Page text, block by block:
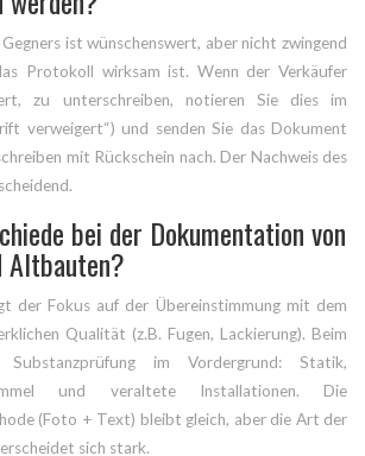
ist wünschenswert, aber nicht zwingend
Protokoll wirksam ist. Wenn der Verkäufer
zu unterschreiben, notieren Sie dies im
verweigert“) und senden Sie das Dokument
mit Rückschein nach. Der Nachweis des
bei der Dokumentation von
Altbauten?
der Fokus auf der Übereinstimmung mit dem
Qualität (z.B. Fugen, Lackierung). Beim
im Vordergrund: Statik,
und veraltete Installationen. Die
(Foto + Text) bleibt gleich, aber die Art der
sich stark.